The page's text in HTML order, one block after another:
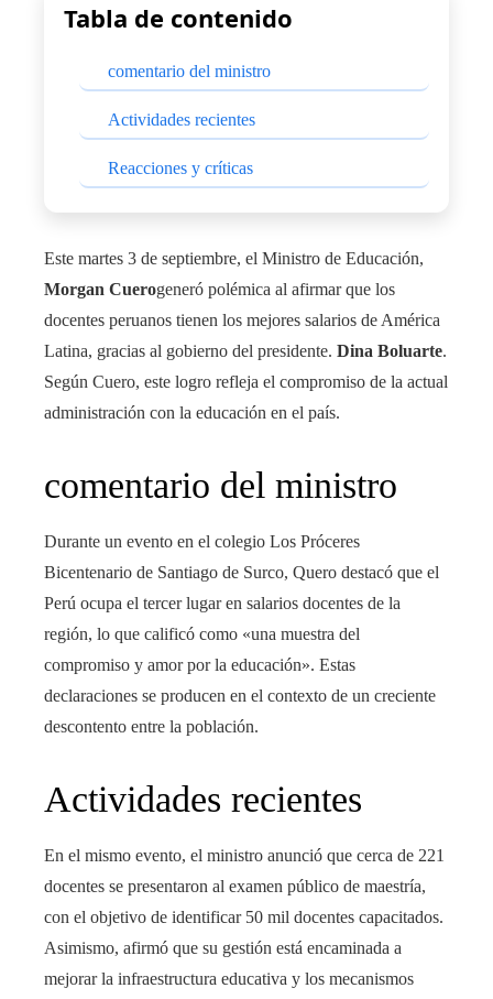
Tabla de contenido
comentario del ministro
Actividades recientes
Reacciones y críticas
Este martes 3 de septiembre, el Ministro de Educación,
Morgan Cuerogeneró polémica al afirmar que los
docentes peruanos tienen los mejores salarios de América
Latina, gracias al gobierno del presidente. Dina Boluarte.
Según Cuero, este logro refleja el compromiso de la actual
administración con la educación en el país.
comentario del ministro
Durante un evento en el colegio Los Próceres
Bicentenario de Santiago de Surco, Quero destacó que el
Perú ocupa el tercer lugar en salarios docentes de la
región, lo que calificó como «una muestra del
compromiso y amor por la educación». Estas
declaraciones se producen en el contexto de un creciente
descontento entre la población.
Actividades recientes
En el mismo evento, el ministro anunció que cerca de 221
docentes se presentaron al examen público de maestría,
con el objetivo de identificar 50 mil docentes capacitados.
Asimismo, afirmó que su gestión está encaminada a
mejorar la infraestructura educativa y los mecanismos